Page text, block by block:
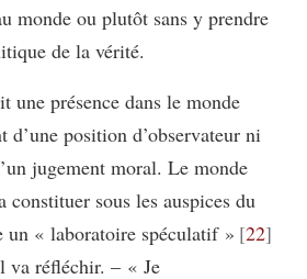
monde ou plutôt sans y prendre
de la vérité.
présence dans le monde
d’une position d’observateur ni
jugement moral. Le monde
constituer sous les auspices du
un « laboratoire spéculatif » 22
va réfléchir. – « Je